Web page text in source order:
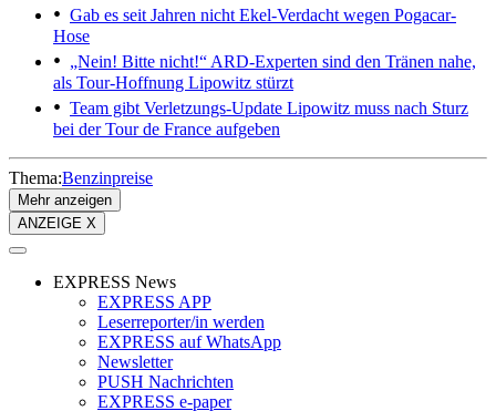
Gab es seit Jahren nicht Ekel-Verdacht wegen Pogacar-
Hose
„Nein! Bitte nicht!“ ARD-Experten sind den Tränen nahe,
als Tour-Hoffnung Lipowitz stürzt
Team gibt Verletzungs-Update Lipowitz muss nach Sturz
bei der Tour de France aufgeben
Thema:Benzinpreise
Mehr anzeigen
ANZEIGE X
EXPRESS News
EXPRESS APP
Leserreporter/in werden
EXPRESS auf WhatsApp
Newsletter
PUSH Nachrichten
EXPRESS e-paper